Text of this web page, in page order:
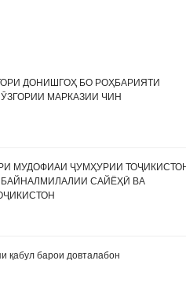
ДОНИШГОҲ БО РОҲБАРИЯТИ
МАРКАЗИИ ЧИН
МУДОФИАИ ҶУМҲУРИИ
САЙЁҲӢ ВА
қабул барои довталабон